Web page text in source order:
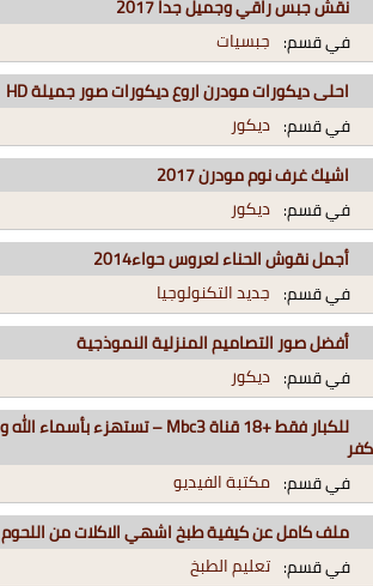
نقش جبس راقي وجميل جدا 2017
في قسم: جبسيات
احلى ديكورات مودرن اروع ديكورات صور جميلة HD
في قسم: ديكور
اشيك غرف نوم مودرن 2017
في قسم: ديكور
أجمل نقوش الحناء لعروس حواء2014
في قسم: جديد التكنولوجيا
أفضل صور التصاميم المنزلية النموذجية
في قسم: ديكور
كفر
في قسم: مكتبة الفيديو
ملف كامل عن كيفية طبخ اشهي الاكلات من اللحوم
في قسم: تعليم الطبخ